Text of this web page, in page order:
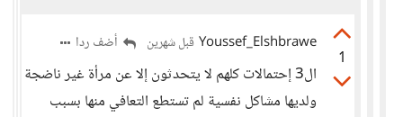
1
Youssef_Elshbrawe قبل شهرين أضف ردا
ال3 إحتمالات كلهم لا يتحدثون إلا عن مرأة غير ناضجة
ولديها مشاكل نفسية لم تستطع التعافي منها بسبب